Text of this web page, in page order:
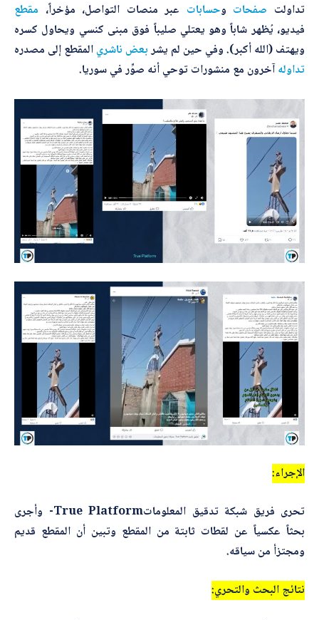
بريدك الإلكتروني*
*
التصحيح*
أرسل
تداولت صفحات وحسابات عبر منصات التواصل، مؤخراً، مقطع
فيديو، يُظهر شاباً وهو يعتلي صليباً فوق مبنى كنسي ويحاول كسره
ويهتف (الله أكبر). وفي حين لم يشربعض ناشريالمقطع إلى مصدره
تداولهآخرون مع منشورات توحي أنه صوِّر في سوريا.
الإجراء:
تحرى فريق شبكة تدقيق المعلوماتTrue Platform- وأجرى
بحثاً عكسياً عن لقطات ثابتة من المقطع وتبين أن المقطع قديم
ومجتزأ من سياقه.
نتائج البحث والتحري: